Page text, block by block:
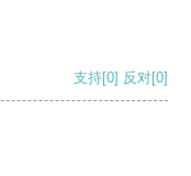
支持[0] 反对[0]